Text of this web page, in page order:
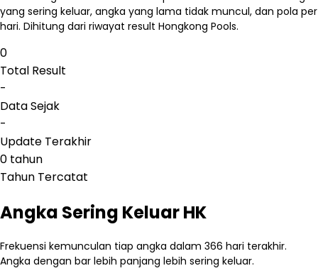
yang sering keluar, angka yang lama tidak muncul, dan pola per
hari. Dihitung dari riwayat result Hongkong Pools.
0
Total Result
-
Data Sejak
-
Update Terakhir
0 tahun
Tahun Tercatat
Angka Sering Keluar HK
Frekuensi kemunculan tiap angka dalam 366 hari terakhir.
Angka dengan bar lebih panjang lebih sering keluar.